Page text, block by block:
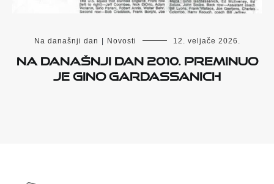
Na današnji dan Novosti 12. veljače 2026.
Na današnji dan 2010. preminuo
je Gino Gardassanich